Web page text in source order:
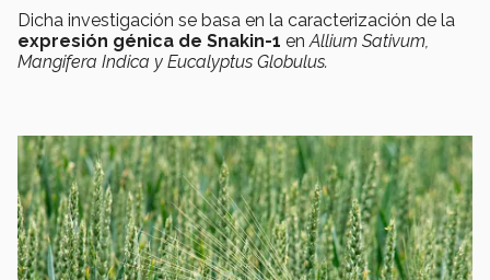
Dicha investigación se basa en la caracterización de la
expresión génica de Snakin-1 en Allium Sativum,
Mangifera Indica y Eucalyptus Globulus.